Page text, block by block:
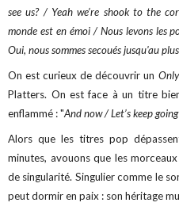
see us? / Yeah we’re shook to the
monde est en émoi / Nous levons les
Oui, nous sommes secoués jusqu'au
On est curieux de découvrir un
Platters. On est face à un titre
enflammé : "And now / Let’s keep
Alors que les titres pop
minutes, avouons que les
de singularité. Singulier comme le
peut dormir en paix : son héritage